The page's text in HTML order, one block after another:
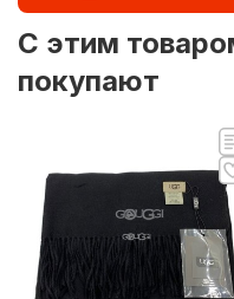
C этим
покупают